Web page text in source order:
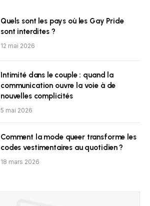
Quels sont les pays où les Gay Pride
sont interdites ?
12 mai 2026
Intimité dans le couple : quand la
communication ouvre la voie à de
nouvelles complicités
5 mai 2026
Comment la mode queer transforme les
codes vestimentaires au quotidien ?
18 mars 2026